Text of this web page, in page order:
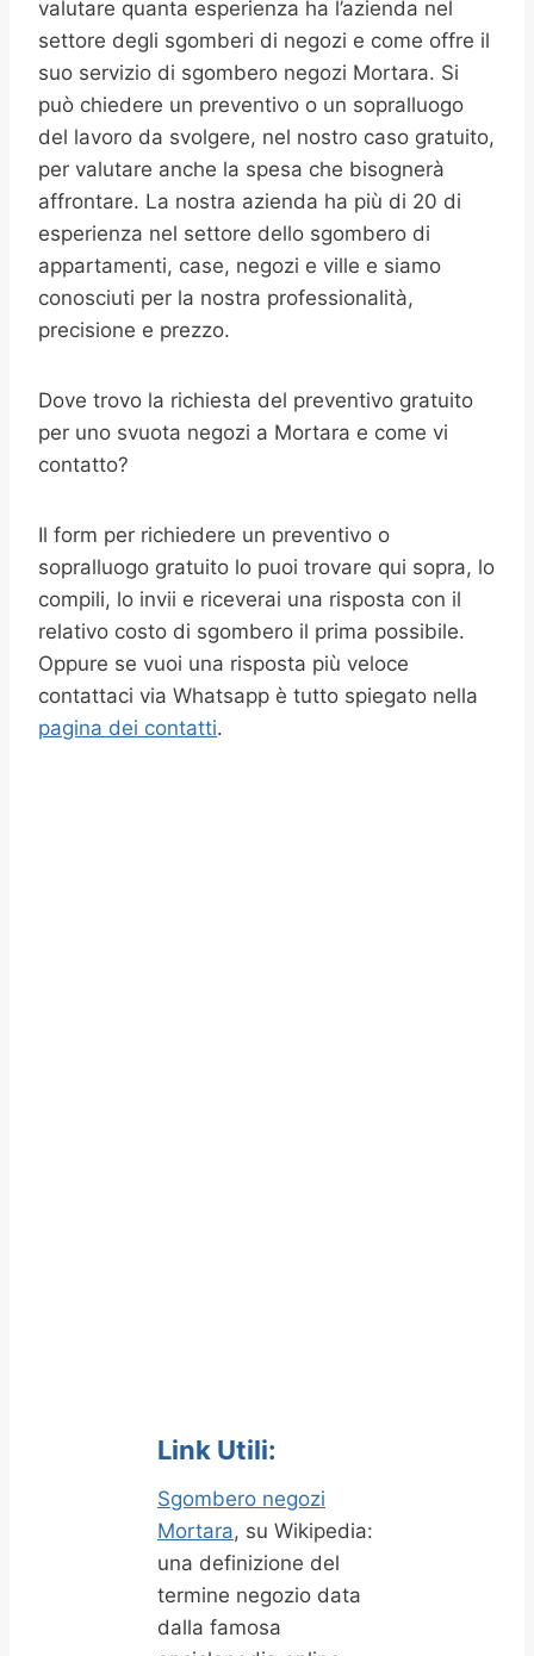
valutare quanta esperienza ha l’azienda nel
settore degli sgomberi di negozi e come offre il
suo servizio di sgombero negozi Mortara. Si
può chiedere un preventivo o un sopralluogo
del lavoro da svolgere, nel nostro caso gratuito,
per valutare anche la spesa che bisognerà
affrontare. La nostra azienda ha più di 20 di
esperienza nel settore dello sgombero di
appartamenti, case, negozi e ville e siamo
conosciuti per la nostra professionalità,
precisione e prezzo.
Dove trovo la richiesta del preventivo gratuito
per uno svuota negozi a Mortara e come vi
contatto?
Il form per richiedere un preventivo o
sopralluogo gratuito lo puoi trovare qui sopra, lo
compili, lo invii e riceverai una risposta con il
relativo costo di sgombero il prima possibile.
Oppure se vuoi una risposta più veloce
contattaci via Whatsapp è tutto spiegato nella
pagina dei contatti.
Link Utili:
Sgombero negozi
Mortara, su Wikipedia:
una definizione del
termine negozio data
dalla famosa